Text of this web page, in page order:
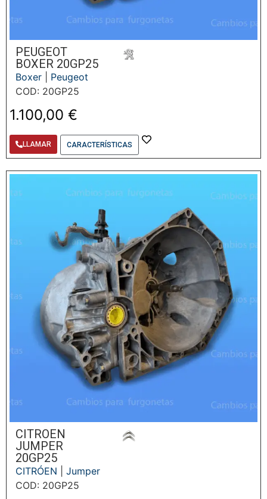
PEUGEOT
BOXER 20GP25
Boxer
Peugeot
COD: 20GP25
1.100,00 €
LLAMAR CARACTERÍSTICAS
CITROEN
JUMPER
20GP25
CITRÓEN
Jumper
COD: 20GP25